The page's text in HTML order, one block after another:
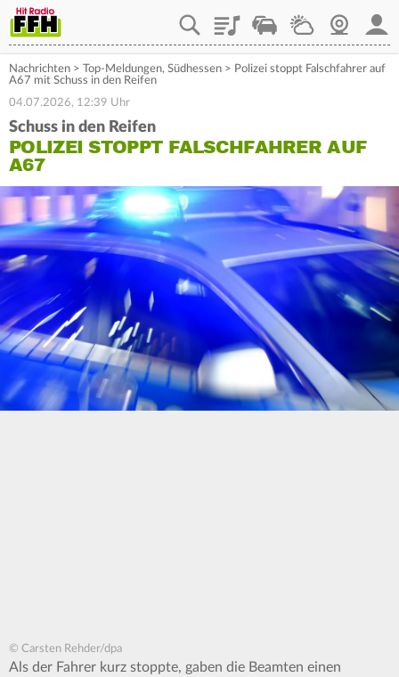
PlaylistStaupilotWetterWebcam
Nachrichten > Top-Meldungen, Südhessen > Polizei stoppt Falschfahrer auf
A67 mit Schuss in den Reifen
04.07.2026, 12:39 Uhr
Schuss in den Reifen
POLIZEI STOPPT FALSCHFAHRER AUF
A67
© Carsten Rehder/dpa
Als der Fahrer kurz stoppte, gaben die Beamten einen